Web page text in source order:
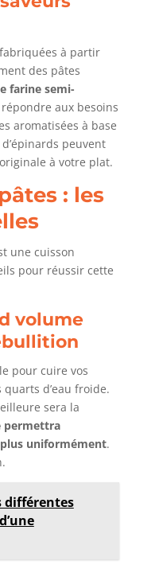
à partir
des pâtes
farine semi-
aux besoins
aromatisées à base
peuvent
à votre plat.
: les
une cuisson
pour réussir cette
volume
pour cuire vos
d’eau froide.
sera la
permettra
plus uniformément.
différentes